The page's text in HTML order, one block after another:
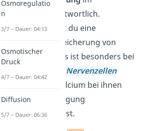
Organismus verantwortlich.
Darunter verstehst du eine
und Speicherung von
Calcium-Ionen.
Das ist besonders bei
Nervenzellen
sehr wichtig, da Calcium bei ihnen
für die Reizübertragung
mitverantwortlich ist.
Osmoregulatio
n
3/7 – Dauer: 04:13
Osmotischer
Druck
4/7 – Dauer: 04:42
Diffusion
5/7 – Dauer: 06:36